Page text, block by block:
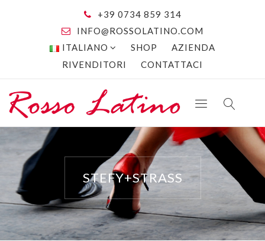
+39 0734 859 314
INFO@ROSSOLATINO.COM
ITALIANO
SHOP
AZIENDA
RIVENDITORI
CONTATTACI
STEFY+STRASS